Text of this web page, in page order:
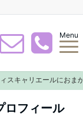
Menu
スキャリエールにおま
ロフィール